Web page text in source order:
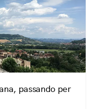
passando per